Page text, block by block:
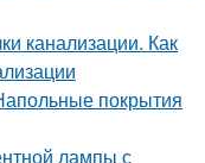
канализации. Как
покрытия
лампы с